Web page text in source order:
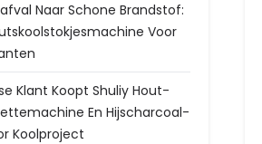
Naar Schone Brandstof:
Voor
Klant Koopt Shuliy Hout-
En Hijscharcoal-
Koolproject